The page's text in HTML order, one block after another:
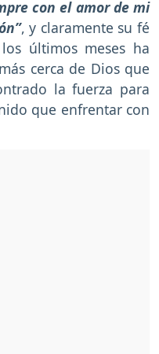
con el amor de mi
, y claramente su fé
últimos meses ha
cerca de Dios que
la fuerza para
que enfrentar con